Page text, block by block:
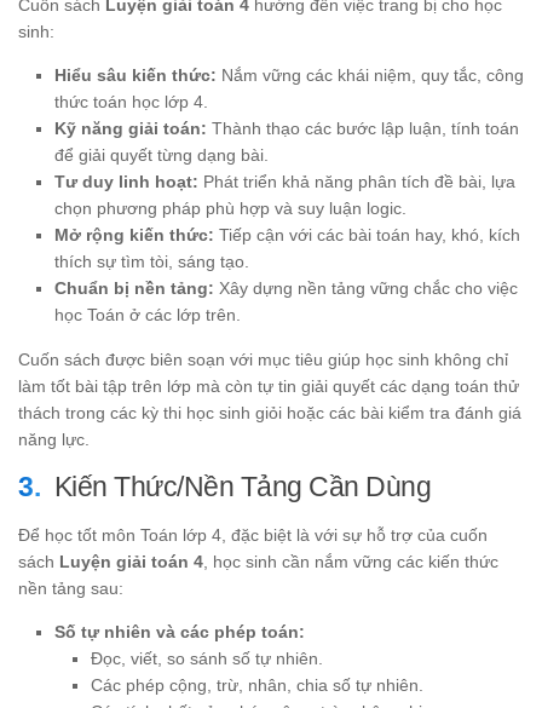
Cuốn sách Luyện giải toán 4 hướng đến việc trang bị cho học
sinh:
Hiểu sâu kiến thức: Nắm vững các khái niệm, quy tắc, công
thức toán học lớp 4.
Kỹ năng giải toán: Thành thạo các bước lập luận, tính toán
để giải quyết từng dạng bài.
Tư duy linh hoạt: Phát triển khả năng phân tích đề bài, lựa
chọn phương pháp phù hợp và suy luận logic.
Mở rộng kiến thức: Tiếp cận với các bài toán hay, khó, kích
thích sự tìm tòi, sáng tạo.
Chuẩn bị nền tảng: Xây dựng nền tảng vững chắc cho việc
học Toán ở các lớp trên.
Cuốn sách được biên soạn với mục tiêu giúp học sinh không chỉ
làm tốt bài tập trên lớp mà còn tự tin giải quyết các dạng toán thử
thách trong các kỳ thi học sinh giỏi hoặc các bài kiểm tra đánh giá
năng lực.
Kiến Thức/Nền Tảng Cần Dùng
Để học tốt môn Toán lớp 4, đặc biệt là với sự hỗ trợ của cuốn
sách Luyện giải toán 4 , học sinh cần nắm vững các kiến thức
nền tảng sau:
Số tự nhiên và các phép toán:
Đọc, viết, so sánh số tự nhiên.
Các phép cộng, trừ, nhân, chia số tự nhiên.